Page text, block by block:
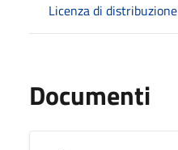
Licenza di distribuzione
Documenti